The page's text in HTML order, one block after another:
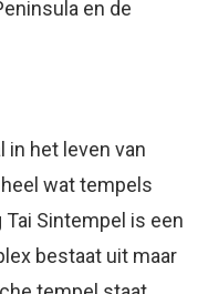
en de
in het leven van
wat tempels
Tai Sintempel is een
bestaat uit maar